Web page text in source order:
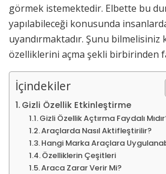
görmek istemektedir. Elbette bu
yapılabileceği konusunda
uyandırmaktadır. Şunu bilmelisiniz
özelliklerini açma şekli birbirinden
İçindekiler
Gizli Özellik Etkinleştirme
Gizli Özellik Açtırma Faydalı
Araçlarda Nasıl Aktifleştirilir?
Hangi Marka Araçlara
Özelliklerin Çeşitleri
Araca Zarar Verir Mi?